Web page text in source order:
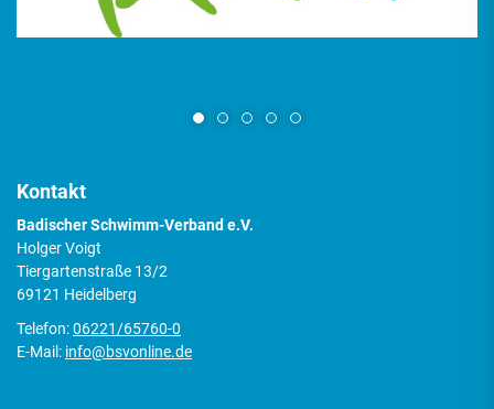
Kontakt
Badischer Schwimm-Verband e.V.
Holger Voigt
Tiergartenstraße 13/2
69121 Heidelberg
Telefon:06221/65760-0
E-Mail: info@bsvonline.de